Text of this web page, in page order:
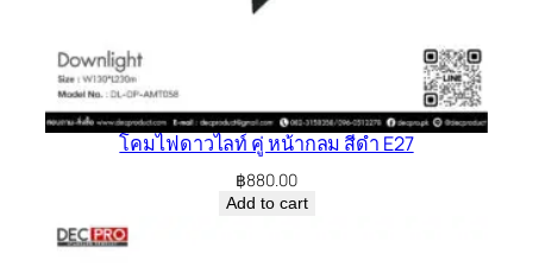
โคมไฟดาวไลท์ คู่ หน้ากลม สีดำ E27
฿880.00
Add to cart